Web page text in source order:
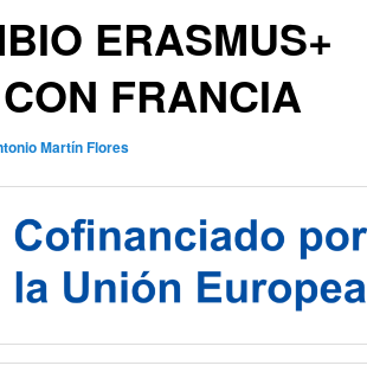
ERASMUS+
FRANCIA
Martín Flores